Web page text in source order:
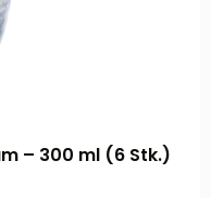
– 300 ml (6 Stk.)